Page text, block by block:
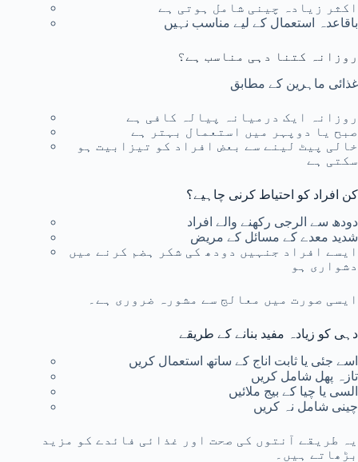
اکثر زیادہ چینی شامل ہوتی ہے
باقاعدہ استعمال کے لیے مناسب نہیں
روزانہ کتنا دہی مناسب ہے؟
غذائی ماہرین کے مطابق
روزانہ ایک درمیانہ پیالہ کافی ہے
صبح یا دوپہر میں استعمال بہتر ہے
خالی پیٹ لینے سے بعض افراد کو تیزابیت ہو
سکتی ہے
کن افراد کو احتیاط کرنی چاہیے؟
دودھ سے الرجی رکھنے والے افراد
شدید معدے کے مسائل کے مریض
ایسے افراد جنہیں دودھ کی شکر ہضم کرنے میں
دشواری ہو
ایسی صورت میں معالج سے مشورہ ضروری ہے۔
دہی کو زیادہ مفید بنانے کے طریقے
اسے جئی یا ثابت اناج کے ساتھ استعمال کریں
تازہ پھل شامل کریں
السی یا چیا کے بیج ملائیں
چینی شامل نہ کریں
یہ طریقے آنتوں کی صحت اور غذائی فائدے کو مزید
بڑھاتے ہیں۔